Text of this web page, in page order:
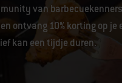
van
ontvang 10% korting op je
kan een tijdje duren.